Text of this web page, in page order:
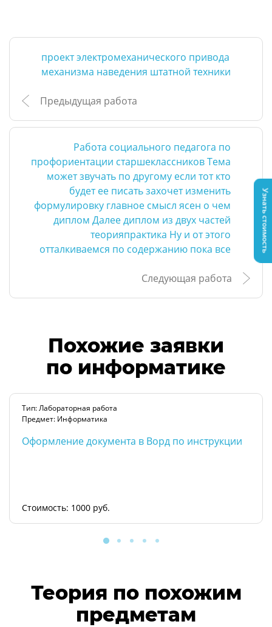
проект электромеханического привода
механизма наведения штатной техники
Предыдущая работа
Работа социального педагога по
профориентации старшеклассников Тема
может звучать по другому если тот кто
будет ее писать захочет изменить
формулировку главное смысл ясен о чем
диплом Далее диплом из двух частей
теорияпрактика Ну и от этого
отталкиваемся по содержанию пока все
Следующая работа
Похожие заявки
по информатике
Тип: Лабораторная работа
Предмет: Информатика
Оформление документа в Ворд по инструкции
Стоимость: 1000 руб.
Теория по похожим
предметам
Узнать стоимость